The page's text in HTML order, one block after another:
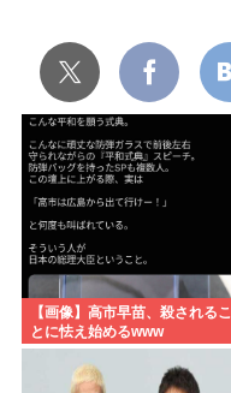
【画像】高市早苗、殺されるこ
とに怯え始めるwww